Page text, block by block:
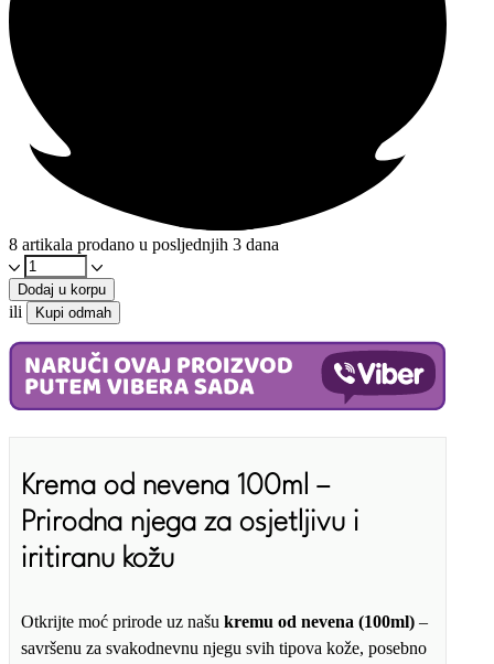
8 artikala prodano u posljednjih 3 dana
Neven
krema
100ml
količina
Dodaj u korpu
ili Kupi odmah
Krema od nevena 100ml –
Prirodna njega za osjetljivu i
iritiranu kožu
Otkrijte moć prirode uz našu kremu od nevena (100ml) –
savršenu za svakodnevnu njegu svih tipova kože, posebno